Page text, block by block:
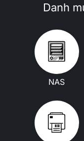
Danh
NAS